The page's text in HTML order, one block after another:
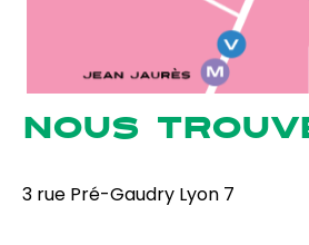
NOUS
3 rue Pré-Gaudry Lyon 7